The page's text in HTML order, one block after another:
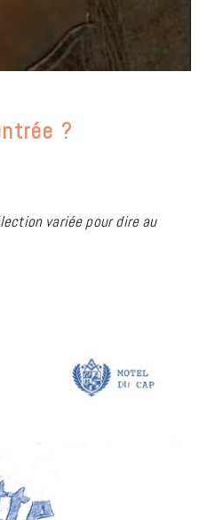
?
variée pour dire au
Eclatantes : une soirée entre
expos, kart, aéroplume…